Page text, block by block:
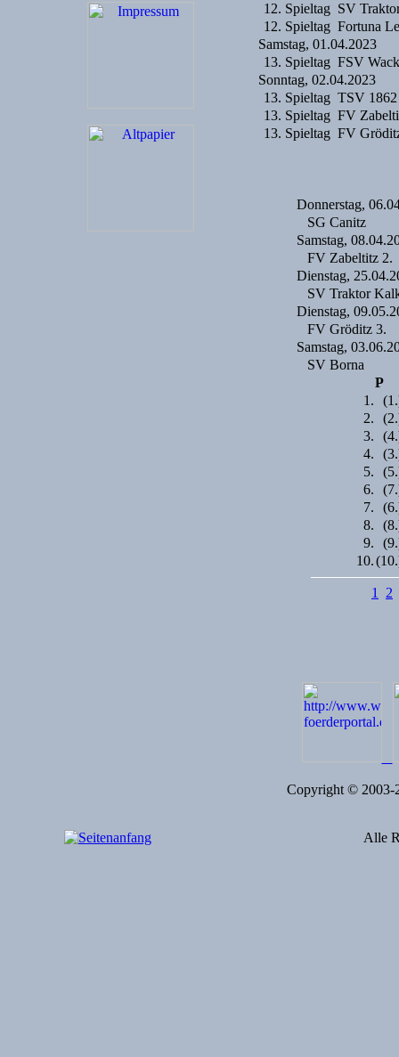
12. Spieltag SV
12. Spieltag Fortuna
Samstag, 01.04.2023
13. Spieltag FSV
Sonntag, 02.04.2023
13. Spieltag TSV 1862
13. Spieltag FV
13. Spieltag FV
Donnerstag,
SG Canitz
Samstag,
FV Zabeltitz 2.
Dienstag,
SV Traktor
Dienstag,
FV Gröditz 3.
Samstag,
SV Borna
P
1.
2.
3.
4.
5.
6.
7.
8.
9.
10.
1 2
Copyright ©
Alle